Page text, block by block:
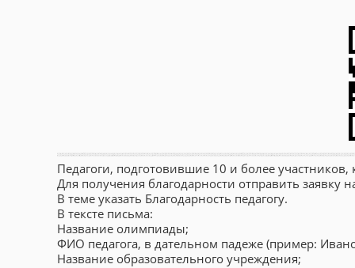
Педагоги, подготовившие 10 и более
Для получения благодарности отправить заявку
В теме указать Благодарность педагогу.
В тексте письма:
Название олимпиады;
ФИО педагога, в дательном падеже (пример:
Название образовательного учреждения;